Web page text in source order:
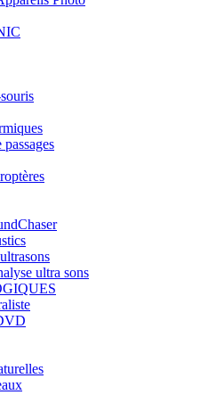
ultra sons